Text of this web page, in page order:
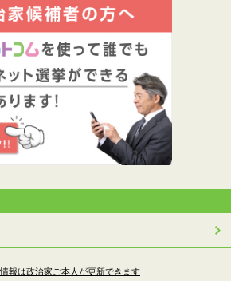
報は政治家ご本人が更新できます